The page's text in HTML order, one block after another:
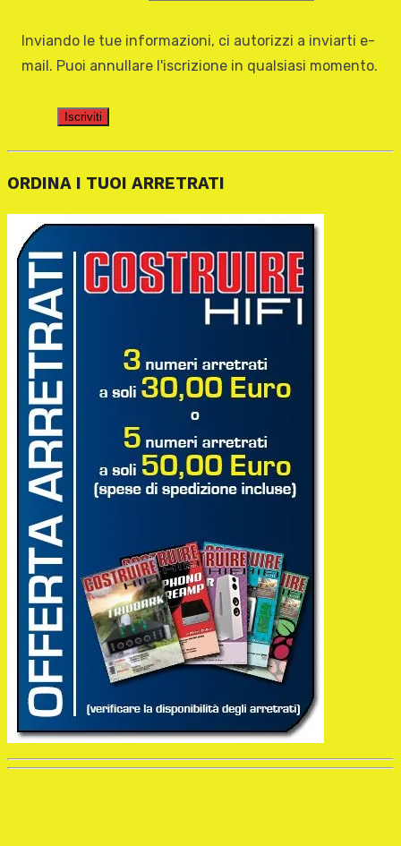
Inviando le tue informazioni, ci autorizzi a inviarti e-
mail. Puoi annullare l'iscrizione in qualsiasi momento.
Iscriviti
ORDINA I TUOI ARRETRATI